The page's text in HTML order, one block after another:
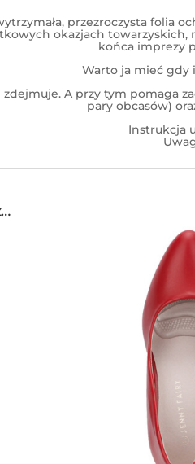
przezroczysta folia
okazjach
końca imprezy
Warto ja mieć gdy
i zdejmuje. A przy tym
pary obcasów)
Instrukcja